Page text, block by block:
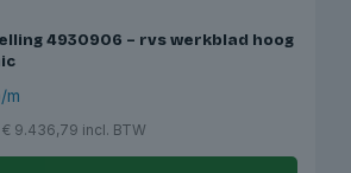
4930906 – rvs werkblad hoog
m
€ 9.436,79 incl. BTW